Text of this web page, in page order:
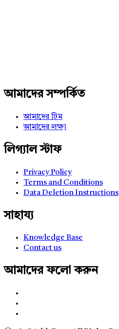
আমাদের সম্পর্কিত
আমাদের টিম
আমাদের লক্ষ্য
লিগ্যাল স্টাফ
Privacy Policy
Terms and Conditions
Data Deletion Instructions
সাহায্য
Knowledge Base
Contact us
আমাদের ফলো করুন